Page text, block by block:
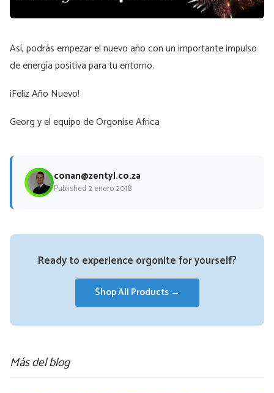
Así, podrás empezar el nuevo año con un importante impulso
de energía positiva para tu entorno.
¡Feliz Año Nuevo!
Georg y el equipo de Orgonise Africa
conan@zentyl.co.za
Published 2 enero 2018
Ready to experience orgonite for yourself?
Shop All Products →
Más del blog